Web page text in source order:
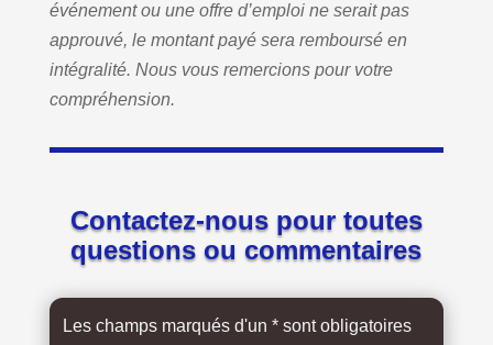
événement ou une offre d’emploi ne serait pas
approuvé, le montant payé sera remboursé en
intégralité. Nous vous remercions pour votre
compréhension.
Contactez-nous pour toutes
questions ou commentaires
Les champs marqués d'un * sont obligatoires